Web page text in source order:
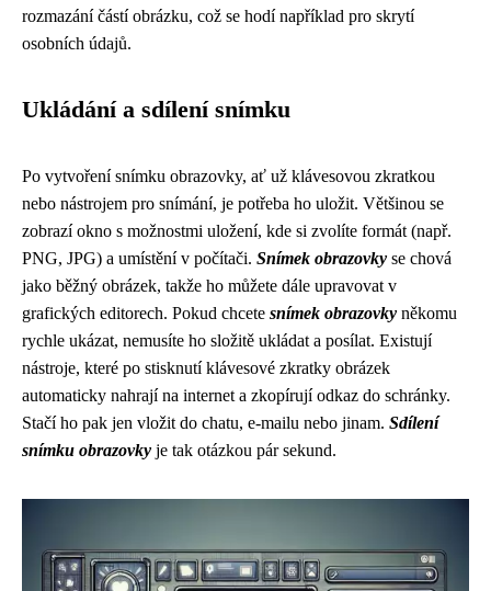
rozmazání částí obrázku, což se hodí například pro skrytí
osobních údajů.
Ukládání a sdílení snímku
Po vytvoření snímku obrazovky, ať už klávesovou zkratkou
nebo nástrojem pro snímání, je potřeba ho uložit. Většinou se
zobrazí okno s možnostmi uložení, kde si zvolíte formát (např.
PNG, JPG) a umístění v počítači. Snímek obrazovky se chová
jako běžný obrázek, takže ho můžete dále upravovat v
grafických editorech. Pokud chcete snímek obrazovky někomu
rychle ukázat, nemusíte ho složitě ukládat a posílat. Existují
nástroje, které po stisknutí klávesové zkratky obrázek
automaticky nahrají na internet a zkopírují odkaz do schránky.
Stačí ho pak jen vložit do chatu, e-mailu nebo jinam. Sdílení
snímku obrazovky je tak otázkou pár sekund.